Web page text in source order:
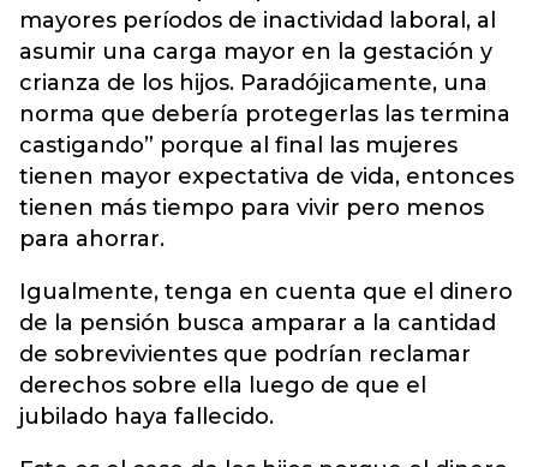
mayores períodos de inactividad laboral, al
asumir una carga mayor en la gestación y
crianza de los hijos. Paradójicamente, una
norma que debería protegerlas las termina
castigando” porque al final las mujeres
tienen mayor expectativa de vida, entonces
tienen más tiempo para vivir pero menos
para ahorrar.
Igualmente, tenga en cuenta que el dinero
de la pensión busca amparar a la cantidad
de sobrevivientes que podrían reclamar
derechos sobre ella luego de que el
jubilado haya fallecido.